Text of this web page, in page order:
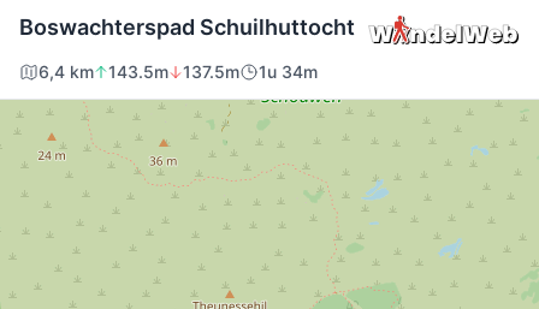
Boswachterspad Schuilhuttocht
6,4 km 143.5m 137.5m 1u 34m